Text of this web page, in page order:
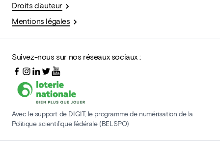
Droits d'auteur
Mentions légales
Suivez-nous sur nos réseaux sociaux :
Avec le support de DIGIT, le programme de numérisation de la
Politique scientifique fédérale (BELSPO)